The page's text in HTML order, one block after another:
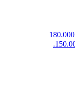
قیمت اصلی: تومان180.000